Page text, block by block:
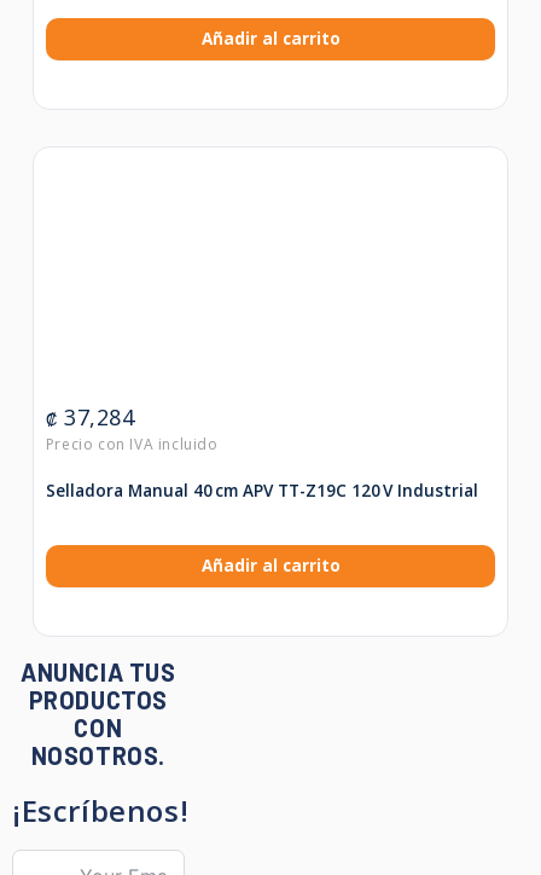
Añadir al carrito
₡ 37,284
Selladora Manual 40 cm APV TT-Z19C 120 V Industrial
Añadir al carrito
ANUNCIA TUS
PRODUCTOS
CON
NOSOTROS.
¡Escríbenos!